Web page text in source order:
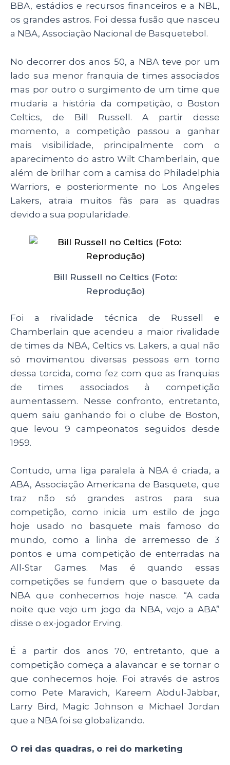
BBA, estádios e recursos financeiros e a NBL,
os grandes astros. Foi dessa fusão que nasceu
a NBA, Associação Nacional de Basquetebol.
No decorrer dos anos 50, a NBA teve por um
lado sua menor franquia de times associados
mas por outro o surgimento de um time que
mudaria a história da competição, o Boston
Celtics, de Bill Russell. A partir desse
momento, a competição passou a ganhar
mais visibilidade, principalmente com o
aparecimento do astro Wilt Chamberlain, que
além de brilhar com a camisa do Philadelphia
Warriors, e posteriormente no Los Angeles
Lakers, atraia muitos fãs para as quadras
devido a sua popularidade.
Bill Russell no Celtics (Foto:
Reprodução)
Foi a rivalidade técnica de Russell e
Chamberlain que acendeu a maior rivalidade
de times da NBA, Celtics vs. Lakers, a qual não
só movimentou diversas pessoas em torno
dessa torcida, como fez com que as franquias
de times associados à competição
aumentassem. Nesse confronto, entretanto,
quem saiu ganhando foi o clube de Boston,
que levou 9 campeonatos seguidos desde
1959.
Contudo, uma liga paralela à NBA é criada, a
ABA, Associação Americana de Basquete, que
traz não só grandes astros para sua
competição, como inicia um estilo de jogo
hoje usado no basquete mais famoso do
mundo, como a linha de arremesso de 3
pontos e uma competição de enterradas na
All-Star Games. Mas é quando essas
competições se fundem que o basquete da
NBA que conhecemos hoje nasce. “A cada
noite que vejo um jogo da NBA, vejo a ABA”
disse o ex-jogador Erving.
É a partir dos anos 70, entretanto, que a
competição começa a alavancar e se tornar o
que conhecemos hoje. Foi através de astros
como Pete Maravich, Kareem Abdul-Jabbar,
Larry Bird, Magic Johnson e Michael Jordan
que a NBA foi se globalizando.
O rei das quadras, o rei do marketing